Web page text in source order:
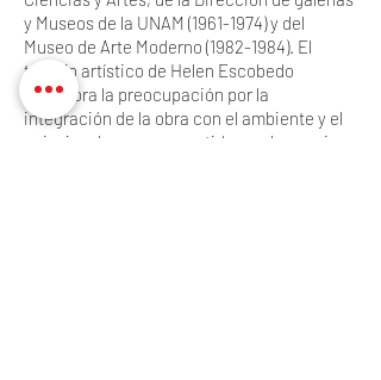
y Museos de la UNAM (1961-1974)y del
Museo de Arte Moderno (1982-1984). El
trabajo artístico de Helen Escobedo
incorpora la preocupación por la
integración de la obra con el ambiente y el
paisaje urbano, y su sentido en el espacio